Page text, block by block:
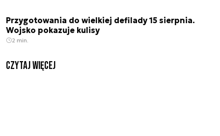
Przygotowania do wielkiej defilady 15 sierpnia.
Wojsko pokazuje kulisy
2 min.
czytaj więcej